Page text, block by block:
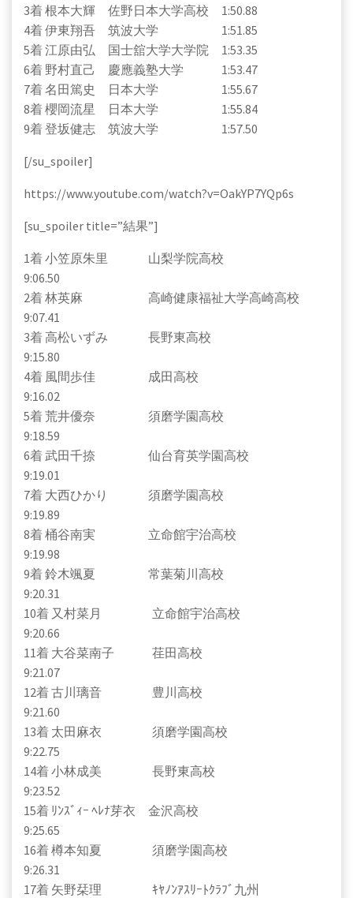
3着 根本大輝 佐野日本大学高校 1:50.88
4着 伊東翔吾 筑波大学 1:51.85
5着 江原由弘 国士舘大学大学院 1:53.35
6着 野村直己 慶應義塾大学 1:53.47
7着 名田篤史 日本大学 1:55.67
8着 櫻岡流星 日本大学 1:55.84
9着 登坂健志 筑波大学 1:57.50
[/su_spoiler]
https://www.youtube.com/watch?v=OakYP7YQp6s
[su_spoiler title=”結果”]
1着 小笠原朱里 山梨学院高校
9:06.50
2着 林英麻 高崎健康福祉大学高崎高校
9:07.41
3着 高松いずみ 長野東高校
9:15.80
4着 風間歩佳 成田高校
9:16.02
5着 荒井優奈 須磨学園高校
9:18.59
6着 武田千捺 仙台育英学園高校
9:19.01
7着 大西ひかり 須磨学園高校
9:19.89
8着 桶谷南実 立命館宇治高校
9:19.98
9着 鈴木颯夏 常葉菊川高校
9:20.31
10着 又村菜月 立命館宇治高校
9:20.66
11着 大谷菜南子 荏田高校
9:21.07
12着 古川璃音 豊川高校
9:21.60
13着 太田麻衣 須磨学園高校
9:22.75
14着 小林成美 長野東高校
9:23.52
15着 ﾘﾝｽﾞｨｰ ﾍﾚﾅ芽衣 金沢高校
9:25.65
16着 樽本知夏 須磨学園高校
9:26.31
17着 矢野栞理 ｷﾔﾉﾝｱｽﾘｰﾄｸﾗﾌﾞ九州